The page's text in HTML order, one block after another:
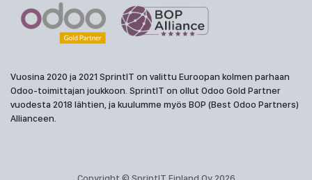
Vuosina 2020 ja 2021 SprintIT on valittu Euroopan kolmen parhaan
Odoo-toimittajan joukkoon. SprintIT on ollut Odoo Gold Partner
vuodesta 2018 lähtien, ja kuulumme myös BOP (Best Odoo Partners)
Allianceen.
Copyright © SprintIT Finland Oy 2026